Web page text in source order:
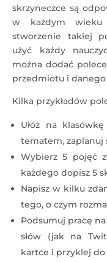
skrzyneczce są
w każdym wieku
stworzenie takiej
użyć każdy
można dodać
przedmiotu i
Kilka przykładów
Ułóż na
tematem, zaplanuj
Wybierz 5 pojęć
każdego dopisz 5
Napisz w kilku
tego, o czym
Podsumuj pracę
słów (jak na
kartce i przyklej